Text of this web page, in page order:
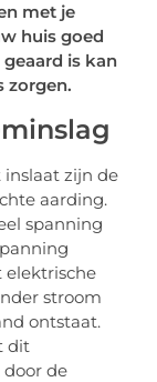
met je
huis goed
is kan
zorgen.
zijn de
aarding.
spanning
elektrische
stroom
ontstaat.
dit
de